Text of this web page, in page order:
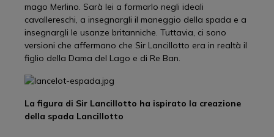
mago Merlino. Sarà lei a formarlo negli ideali
cavallereschi, a insegnargli il maneggio della spada e a
insegnargli le usanze britanniche. Tuttavia, ci sono
versioni che affermano che Sir Lancillotto era in realtà il
figlio della Dama del Lago e di Re Ban.
La figura di Sir Lancillotto ha ispirato la creazione
della spada Lancillotto